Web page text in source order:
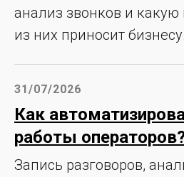
анализ звонков и
из них приносит бизнесу.
31/07/2026
Как
работы
Запись разговоров,